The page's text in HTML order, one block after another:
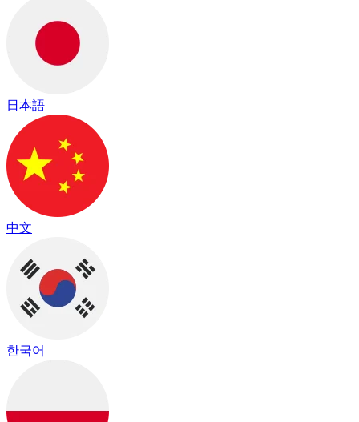
日本語
中文
한국어